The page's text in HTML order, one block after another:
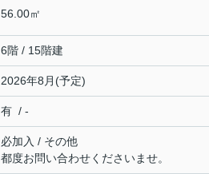
56.00㎡
6階 / 15階建
2026年8月(予定)
有 / -
必加入 / その他
都度お問い合わせくださいませ。